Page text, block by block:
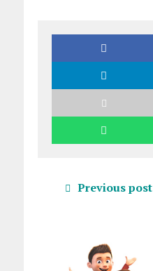
Previous post